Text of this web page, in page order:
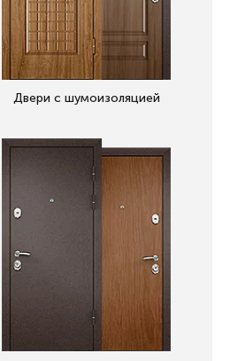
Двери с шумоизоляцией